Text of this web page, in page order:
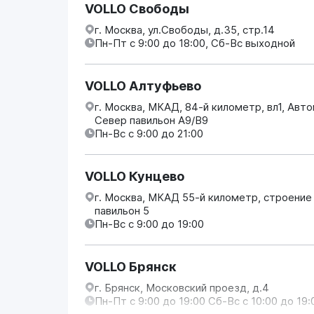
VOLLO Свободы
г. Москва, ул.Свободы, д.35, стр.14
Пн-Пт с 9:00 до 18:00, Сб-Вс выходной
VOLLO Алтуфьево
г. Москва, МКАД, 84-й километр, вл1,
Север павильон А9/В9
Пн-Вс с 9:00 до 21:00
VOLLO Кунцево
г. Москва, МКАД 55-й километр, строение
павильон 5
Пн-Вс с 9:00 до 19:00
VOLLO Брянск
г. Брянск, Московский проезд, д.4
Пн-Пт с 9:00 до 19:00 Сб-Вс с 10:00 до